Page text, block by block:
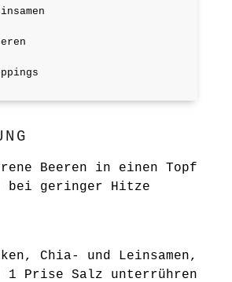
Beeren in einen Topf
bei geringer Hitze
Chia- und Leinsamen,
1 Prise Salz unterrühren